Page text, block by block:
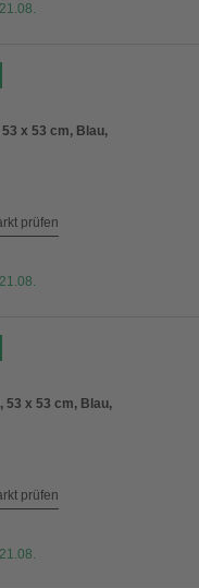
x 53 cm, Blau,
prüfen
53 x 53 cm, Blau,
prüfen